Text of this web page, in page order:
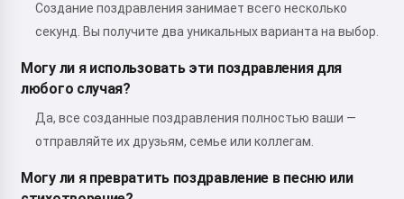
Создание поздравления занимает всего несколько
секунд. Вы получите два уникальных варианта на выбор.
Могу ли я использовать эти поздравления для
любого случая?
Да, все созданные поздравления полностью ваши —
отправляйте их друзьям, семье или коллегам.
Могу ли я превратить поздравление в песню или